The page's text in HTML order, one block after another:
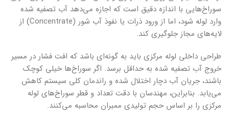
سوراخ‌هایی با اندازه دقیق است که اجازه می‌دهد آب تصفیه شده
وارد لوله شود، اما از ورود ذرات یا نفوذ آب شور (Concentrate) از
لایه‌های مجاز جلوگیری کند.
طراحی داخلی لوله مرکزی باید به گونه‌ای باشد که افت فشار در مسیر
خروج آب تصفیه شده به حداقل برسد. اگر سوراخ‌ها خیلی کوچک
باشند، جریان آب دچار اختلال شده و راندمان کلی سیستم کاهش
می‌یابد. بنابراین، مهندسان با دقت تعداد و قطر سوراخ‌های لوله
مرکزی را بر اساس حجم تولیدی ممبران محاسبه می‌کنند.